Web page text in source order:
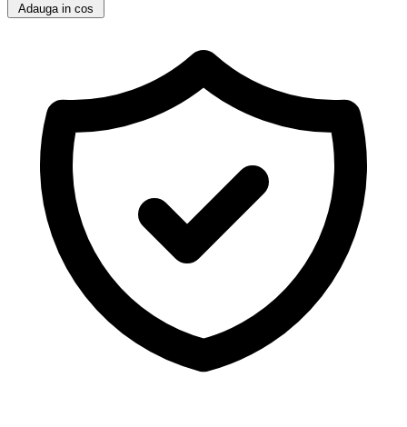
Adauga in cos